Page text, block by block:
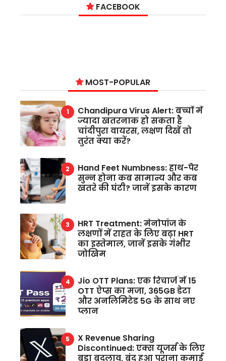
FACEBOOK
MOST-POPULAR
Chandipura Virus Alert: बच्चों में
ज्यादा खतरनाक हो सकता है
चांदीपुरा वायरस, लक्षण दिखें तो
तुरंत क्या करें?
Hand Feet Numbness: हाथ-पैर
सुन्न होना कब सामान्य और कब
खतरे की घंटी? जानें इसके कारण
HRT Treatment: मेनोपॉज के
लक्षणों में राहत के लिए बढ़ा HRT
का इस्तेमाल, जानें इसके गंभीर
जोखिम
Jio OTT Plans: एक रिचार्ज में 15
OTT ऐप्स का मजा, 365GB डेटा
और अनलिमिटेड 5G के साथ नए
प्लान
X Revenue Sharing
Discontinued: एक्स यूजर्स के लिए
बड़ा बदलाव, बंद हुआ पुराना कमाई